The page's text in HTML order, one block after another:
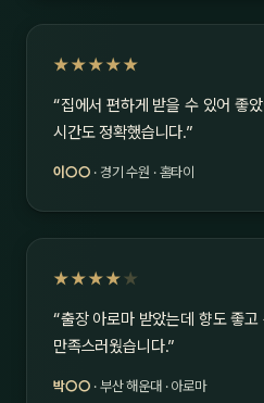
★★★★★
“집에서 편하게 받을 수 있어 좋
시간도 정확했습니다.”
이○○ · 경기 수원 · 홈타이
★★★★ ★
“출장 아로마 받았는데 향도 좋고
만족스러웠습니다.”
박○○ · 부산 해운대 · 아로마